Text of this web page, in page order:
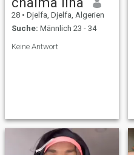
28 • Djelfa, Djelfa, Algerien
Suche: Männlich 23 - 34
Keine Antwort